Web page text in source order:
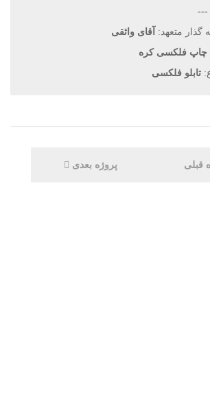
---
گذار متعهد: آقای واثقی
چاپ فلکسی کره
تابلو فلکسی
قبلی پروژه بعدی